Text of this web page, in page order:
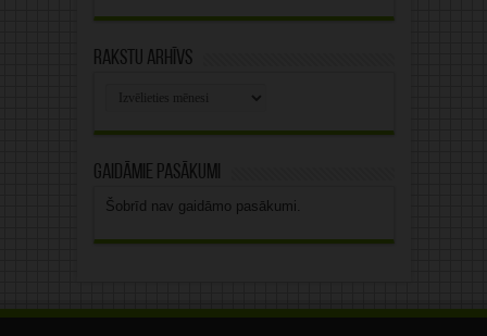
Rakstu arhīvs
Gaidāmie pasākumi
Šobrīd nav gaidāmo pasākumi.